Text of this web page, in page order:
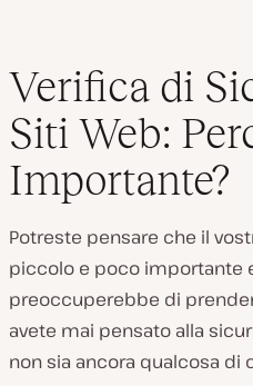
Verifica di
Siti Web:
Importante?
Potreste pensare che il
piccolo e poco importante
preoccuperebbe di
avete mai pensato alla
non sia ancora qualcosa di